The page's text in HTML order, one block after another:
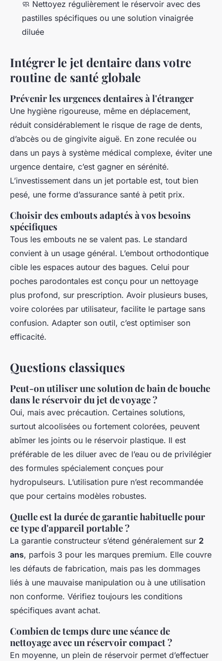
🧼 Nettoyez régulièrement le réservoir avec des
pastilles spécifiques ou une solution vinaigrée
diluée
Intégrer le jet dentaire dans votre
routine de santé globale
Prévenir les urgences dentaires à l'étranger
Une hygiène rigoureuse, même en déplacement,
réduit considérablement le risque de rage de dents,
d’abcès ou de gingivite aiguë. En zone reculée ou
dans un pays à système médical complexe, éviter une
urgence dentaire, c’est gagner en sérénité.
L’investissement dans un jet portable est, tout bien
pesé, une forme d’assurance santé à petit prix.
Choisir des embouts adaptés à vos besoins
spécifiques
Tous les embouts ne se valent pas. Le standard
convient à un usage général. L’embout orthodontique
cible les espaces autour des bagues. Celui pour
poches parodontales est conçu pour un nettoyage
plus profond, sur prescription. Avoir plusieurs buses,
voire colorées par utilisateur, facilite le partage sans
confusion. Adapter son outil, c’est optimiser son
efficacité.
Questions classiques
Peut-on utiliser une solution de bain de bouche
dans le réservoir du jet de voyage ?
Oui, mais avec précaution. Certaines solutions,
surtout alcoolisées ou fortement colorées, peuvent
abîmer les joints ou le réservoir plastique. Il est
préférable de les diluer avec de l’eau ou de privilégier
des formules spécialement conçues pour
hydropulseurs. L’utilisation pure n’est recommandée
que pour certains modèles robustes.
Quelle est la durée de garantie habituelle pour
ce type d'appareil portable ?
La garantie constructeur s’étend généralement sur 2
ans, parfois 3 pour les marques premium. Elle couvre
les défauts de fabrication, mais pas les dommages
liés à une mauvaise manipulation ou à une utilisation
non conforme. Vérifiez toujours les conditions
spécifiques avant achat.
Combien de temps dure une séance de
nettoyage avec un réservoir compact ?
En moyenne, un plein de réservoir permet d’effectuer